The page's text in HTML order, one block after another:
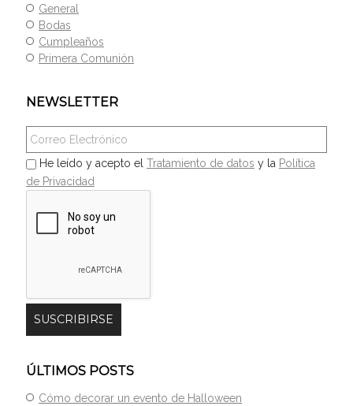
General
Bodas
Cumpleaños
Primera Comunión
NEWSLETTER
He leído y acepto el Tratamiento de datos y la Política
de Privacidad
ÚLTIMOS POSTS
Cómo decorar un evento de Halloween